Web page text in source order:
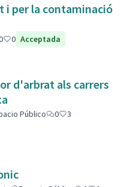
i per la contaminació
0 Acceptada
d'arbrat als carrers
Público 0
3